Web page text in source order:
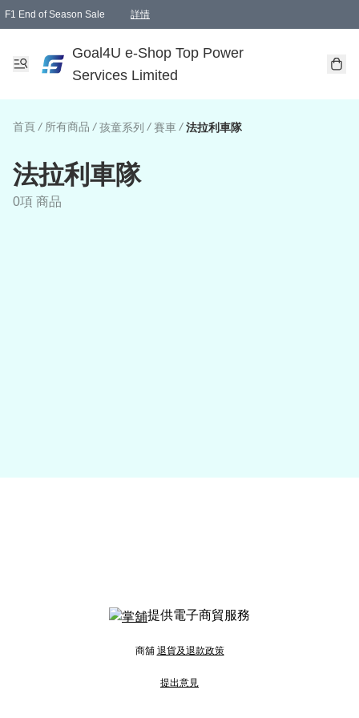
F1 End of Season Sale 詳情
Goal4U e-Shop Top Power
Services Limited
首頁 / 所有商品 / 孩童系列 / 賽車 / 法拉利車隊
法拉利車隊
0項 商品
提供電子商貿服務
商舖 退貨及退款政策
提出意見